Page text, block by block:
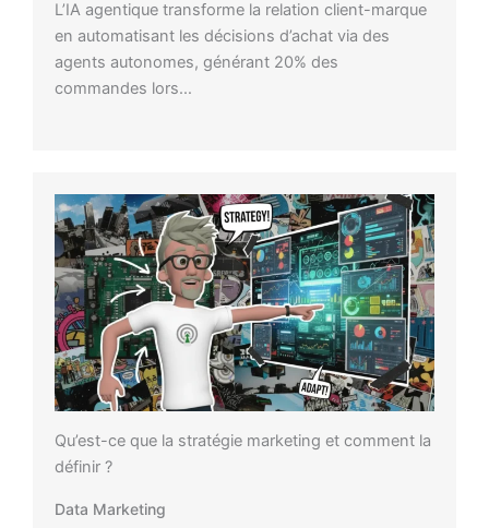
L’IA agentique transforme la relation client-marque
en automatisant les décisions d’achat via des
agents autonomes, générant 20% des
commandes lors…
Qu’est-ce que la stratégie marketing et comment la
définir ?
Data Marketing